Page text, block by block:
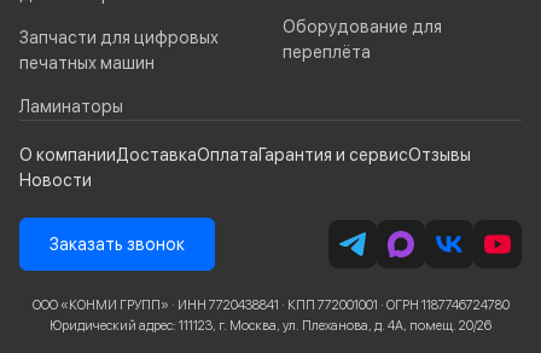
Запчасти для цифровых
печатных машин
Ламинаторы
Оборудование для
переплёта
О компанииДоставкаОплатаГарантия и сервисОтзывы
Новости
Заказать звонок
ООО «КОНМИ ГРУПП» · ИНН 7720438841 · КПП 772001001 · ОГРН 1187746724780
Юридический адрес: 111123, г. Москва, ул. Плеханова, д. 4А, помещ. 20/26